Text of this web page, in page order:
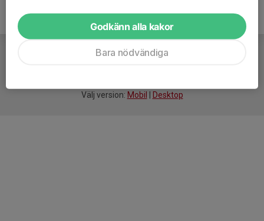
Välj version: Mobil Desktop
Godkänn alla kakor
Bara nödvändiga